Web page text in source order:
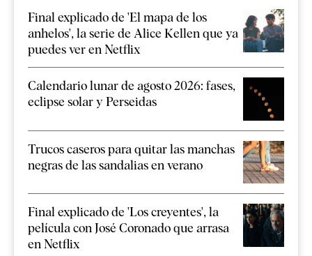
Final explicado de 'El mapa de los
anhelos', la serie de Alice Kellen que ya
puedes ver en Netflix
Calendario lunar de agosto 2026: fases,
eclipse solar y Perseidas
Trucos caseros para quitar las manchas
negras de las sandalias en verano
Final explicado de 'Los creyentes', la
película con José Coronado que arrasa
en Netflix